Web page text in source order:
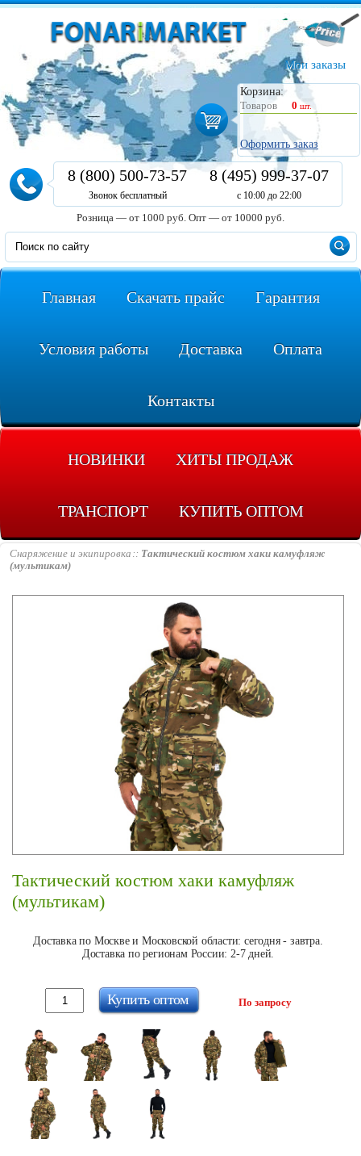
Мои заказы
Корзина:
Товаров
0 шт.
Оформить заказ
8 (800) 500-73-57
Звонок бесплатный
8 (495) 999-37-07
с 10:00 до 22:00
Розница — от 1000 руб. Опт — от 10000 руб.
Главная Скачать прайс Гарантия
Условия работы Доставка Оплата
Контакты
НОВИНКИ ХИТЫ ПРОДАЖ
ТРАНСПОРТ КУПИТЬ ОПТОМ
Снаряжение и экипировка
Тактический костюм хаки камуфляж
(мультикам)
Тактический костюм хаки камуфляж
(мультикам)
Доставка по Москве и Московской области: сегодня - завтра.
Доставка по регионам России: 2-7 дней.
По запросу
Купить оптом